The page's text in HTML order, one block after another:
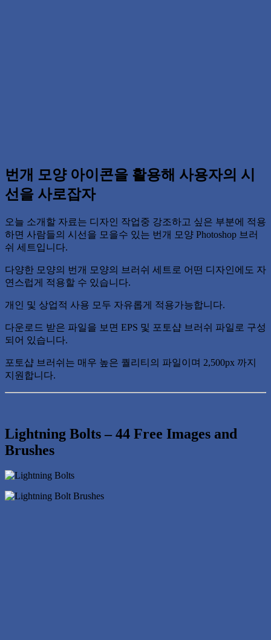
번개 모양 아이콘을 활용해 사용자의 시
선을 사로잡자
오늘 소개할 자료는 디자인 작업중 강조하고 싶은 부분에 적용
하면 사람들의 시선을 모을수 있는 번개 모양 Photoshop 브러
쉬 세트입니다.
다양한 모양의 번개 모양의 브러쉬 세트로 어떤 디자인에도 자
연스럽게 적용할 수 있습니다.
개인 및 상업적 사용 모두 자유롭게 적용가능합니다.
다운로드 받은 파일을 보면 EPS 및 포토샵 브러쉬 파일로 구성
되어 있습니다.
포토샵 브러쉬는 매우 높은 퀄리티의 파일이며 2,500px 까지
지원합니다.
Lightning Bolts – 44 Free Images and
Brushes